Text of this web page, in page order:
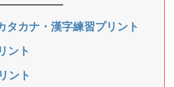
タカナ・漢字練習プリント
ント
ント